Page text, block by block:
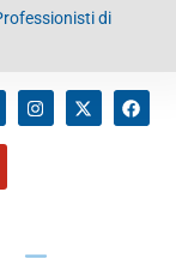
di